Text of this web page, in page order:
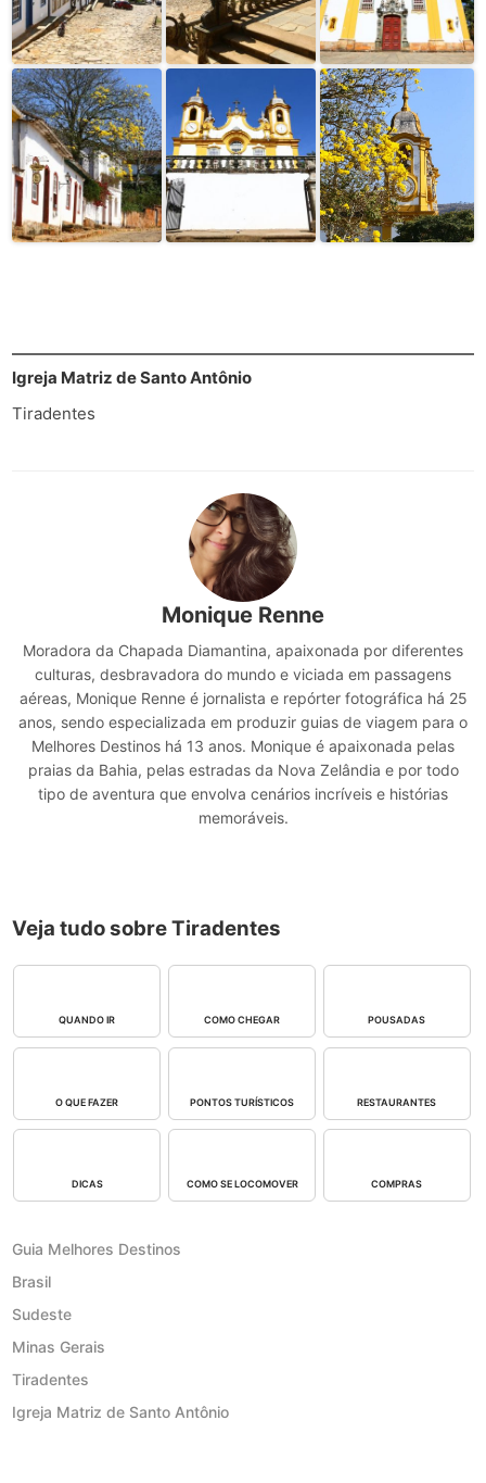
Igreja Matriz de Santo Antônio
Tiradentes
Monique Renne
Moradora da Chapada Diamantina, apaixonada por diferentes
culturas, desbravadora do mundo e viciada em passagens
aéreas, Monique Renne é jornalista e repórter fotográfica há 25
anos, sendo especializada em produzir guias de viagem para o
Melhores Destinos há 13 anos. Monique é apaixonada pelas
praias da Bahia, pelas estradas da Nova Zelândia e por todo
tipo de aventura que envolva cenários incríveis e histórias
memoráveis.
Veja tudo sobre Tiradentes
QUANDO IR COMO CHEGAR POUSADAS
O QUE FAZER PONTOS TURÍSTICOS RESTAURANTES
DICAS COMO SE LOCOMOVER COMPRAS
Guia Melhores Destinos
Brasil
Sudeste
Minas Gerais
Tiradentes
Igreja Matriz de Santo Antônio